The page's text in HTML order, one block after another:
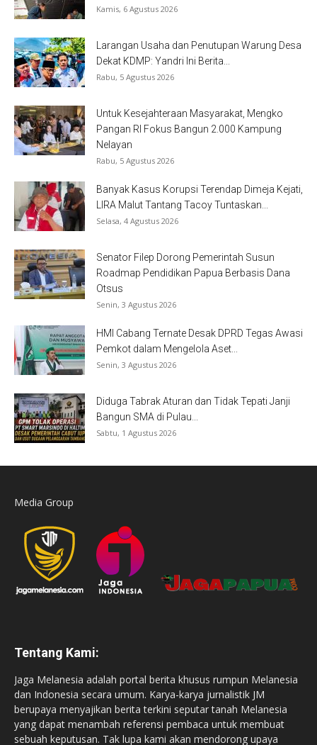
Kamis, 6 Agustus 2026
Larangan Usaha dan Penutupan Warung Desa
Dekat KDMP: Yandri Ini Berita...
Rabu, 5 Agustus 2026
Untuk Kesejahteraan Masyarakat, Mengko
Pangan RI Fokus Bangun 2.000 Kampung
Nelayan
Rabu, 5 Agustus 2026
Banyak Kasus Korupsi Terendap Dimeja Kejati,
LIRA Malut Tantang Tacoy Tuntaskan...
Selasa, 4 Agustus 2026
Senator Filep Dorong Pemerintah Susun
Roadmap Pendidikan Papua Berbasis Dana
Otsus
Senin, 3 Agustus 2026
HMI Cabang Ternate Desak DPRD Tegas Awasi
Pemkot dalam Mengelola Aset...
Senin, 3 Agustus 2026
Diduga Tabrak Aturan dan Tidak Tepati Janji
Bangun SMA di Pulau...
Sabtu, 1 Agustus 2026
Media Group
Tentang Kami:
Jaga Melanesia adalah portal berita khusus rumpun Melanesia
dan Indonesia secara umum. Karya-karya jurnalistik JM
berupaya menyajikan berita terkini seputar tanah Melanesia
yang dapat menambah referensi pembaca untuk membuat
sebuah keputusan. Tak lupa kami akan mendorong upaya